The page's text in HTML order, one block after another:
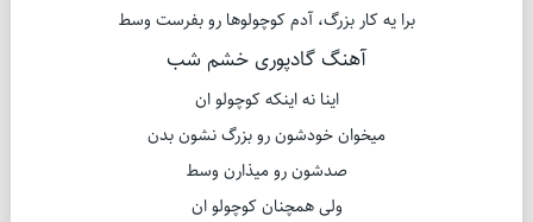
برا یه کار بزرگ، آدم کوچولوها رو بفرست وسط
آهنگ گادپوری خشم شب
اینا نه اینکه کوچولو ان
میخوان خودشون رو بزرگ نشون بدن
صدشون رو میذارن وسط
ولی همچنان کوچولو ان